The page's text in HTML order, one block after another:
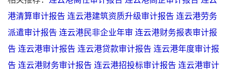
港清算审计报告 连云港建筑资质升级审计报告 连云港劳务
派遣审计报告 连云港民非企业年审 连云港财务报表审计报
告 连云港审计报告 连云港贷款审计报告 连云港年度审计报
告 连云港财务审计报告 连云港招投标审计报告 连云港审计